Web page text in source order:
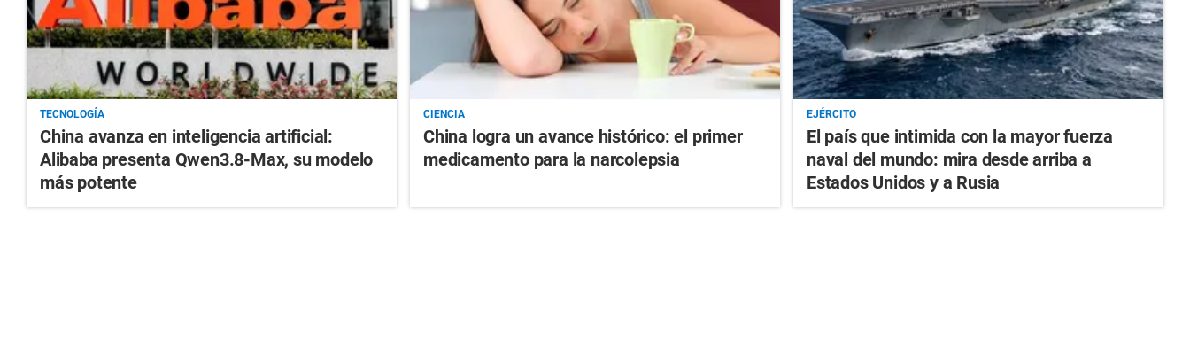
TECNOLOGÍA
China avanza en inteligencia artificial:
Alibaba presenta Qwen3.8-Max, su modelo
más potente
CIENCIA
China logra un avance histórico: el primer
medicamento para la narcolepsia
EJÉRCITO
El país que intimida con la mayor fuerza
naval del mundo: mira desde arriba a
Estados Unidos y a Rusia